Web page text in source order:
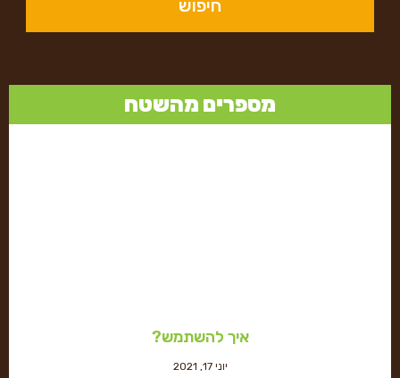
חיפוש
מספרים מהשטח
איך להשתמש?
יוני 17, 2021